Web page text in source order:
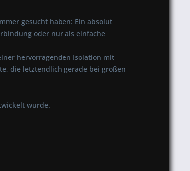
gesucht haben: Ein absolut
oder nur als einfache
hervorragenden Isolation mit
die letztendlich gerade bei großen
wurde.